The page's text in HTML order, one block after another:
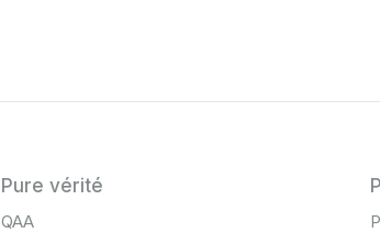
Pure vérité
QAA